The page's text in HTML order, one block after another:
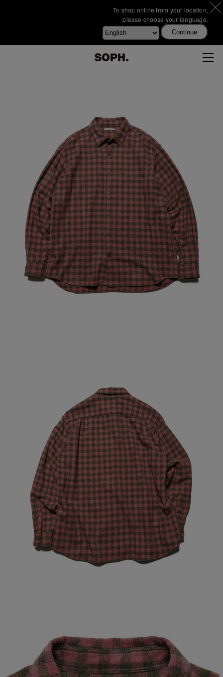
To shop online from your location,
please choose your language.
Continue